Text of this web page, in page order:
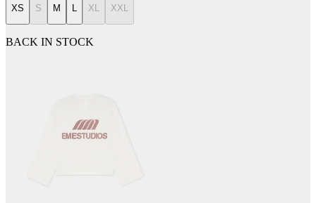
XS S M XL XXL
BACK IN STOCK